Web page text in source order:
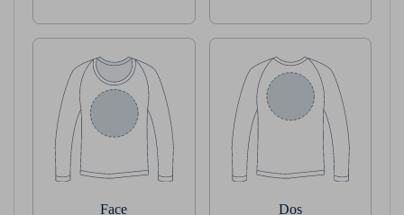
Face Dos